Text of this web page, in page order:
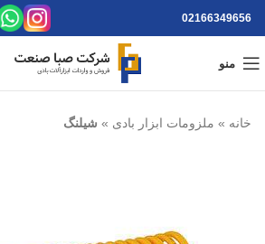
02166349656
منو
خانه » ملزومات ابزار بادی » شیلنگ